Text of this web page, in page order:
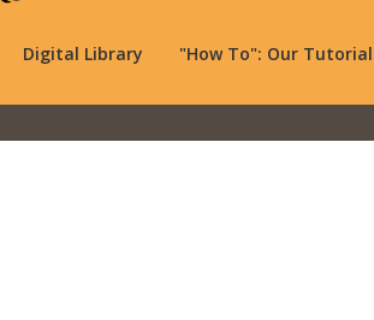
Digital Library "How To": Our